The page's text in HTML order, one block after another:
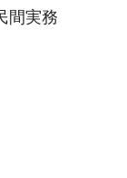
間実務